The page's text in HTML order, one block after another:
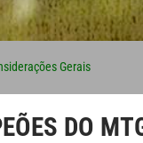
Gerais
DO